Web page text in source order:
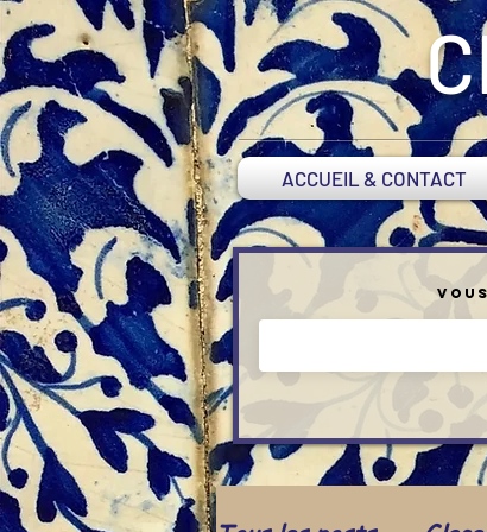
ACCUEIL & CONTACT